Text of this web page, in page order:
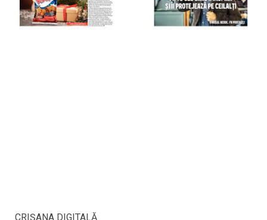
CRIŞANA DIGITALĂ